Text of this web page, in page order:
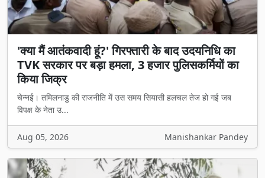
'क्या मैं आतंकवादी हूं?' गिरफ्तारी के बाद उदयनिधि का
TVK सरकार पर बड़ा हमला, 3 हजार पुलिसकर्मियों का
किया जिक्र
चेन्नई। तमिलनाडु की राजनीति में उस समय सियासी हलचल तेज हो गई जब
विपक्ष के नेता उ...
Aug 05, 2026 Manishankar Pandey